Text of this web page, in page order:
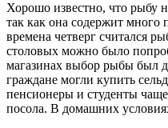
Хорошо известно, что рыбу
так как она содержит много
времена четверг считался
столовых можно было
магазинах выбор рыбы был
граждане могли купить
пенсионеры и студенты
посола. В домашних